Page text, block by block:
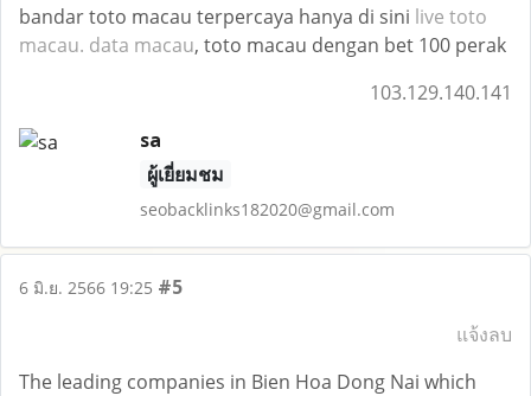
bandar toto macau terpercaya hanya di sini live toto
macau. data macau, toto macau dengan bet 100 perak
103.129.140.141
sa
ผู้เยี่ยมชม
seobacklinks182020@gmail.com
6 มิ.ย. 2566 19:25 #5
แจ้งลบ
The leading companies in Bien Hoa Dong Nai which